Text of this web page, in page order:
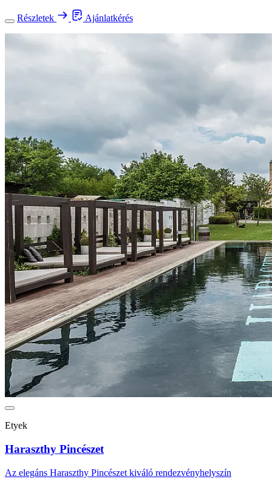
Részletek Ajánlatkérés
Etyek
Haraszthy Pincészet
Az elegáns Haraszthy Pincészet kiváló rendezvényhelyszín